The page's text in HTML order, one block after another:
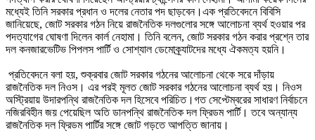
মধ্যেই তিনি সরকার প্রধান ও দলের নেতার পদ ছাড়বেন।এক প্রতিবেদনে বিবিসি
জানিয়েছে, জোট সরকার গঠন নিয়ে রাজনৈতিক দলগুলোর সঙ্গে আলোচনা ব্যর্থ হওয়ার পর
পদত্যাগের ঘোষণা দিলেন কার্ল নেহামা। তিনি বলেন, জোট সরকার গঠন করার প্রশ্নে তার
দল কনজারভেটিভ পিপলস পার্টি ও সোশ্যাল ডেমোক্র্যাটদের মধ্যে ঐকমত্য হয়নি।
প্রতিবেদনে বলা হয়, শুক্রবার জোট সরকার গঠনের আলোচনা থেকে সরে দাঁড়ায়
রাজনৈতিক দল নিওস। এর পরই মূলত জোট সরকার গঠনের আলোচনা ব্যর্থ হয়। নিওস
অস্ট্রিয়ায় উদারপন্থি রাজনৈতিক দল হিসেবে পরিচিত।গত সেপ্টেম্বরের সাধারণ নির্বাচনে
নজিরবিহীন জয় পেয়েছিল অতি ডানপন্থি রাজনৈতিক দল ফ্রিডম পার্টি। তবে অন্যান্য
রাজনৈতিক দল ফ্রিডম পার্টির সঙ্গে জোট গড়তে আপত্তি জানায়।